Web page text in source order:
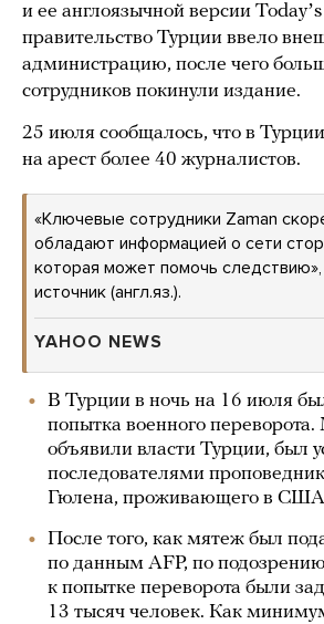
и ее англоязычной версии
правительство Турции ввело
администрацию, после чего
сотрудников покинули издание.
25 июля сообщалось, что в Турции
на арест более 40 журналистов.
«Ключевые сотрудники Zaman
обладают информацией о сети
которая может помочь
источник (англ.яз.).
YAHOO NEWS
В Турции в ночь на 16 июля
попытка военного
объявили власти Турции, был
последователями
Гюлена, проживающего в
После того, как мятеж был
по данным AFP, по
к попытке переворота были
13 тысяч человек. Как